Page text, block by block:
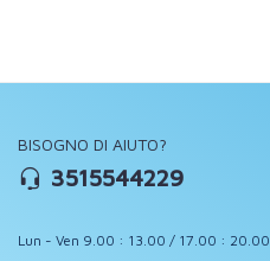
BISOGNO DI AIUTO?
3515544229
Lun - Ven 9.00 : 13.00 / 17.00 : 20.00